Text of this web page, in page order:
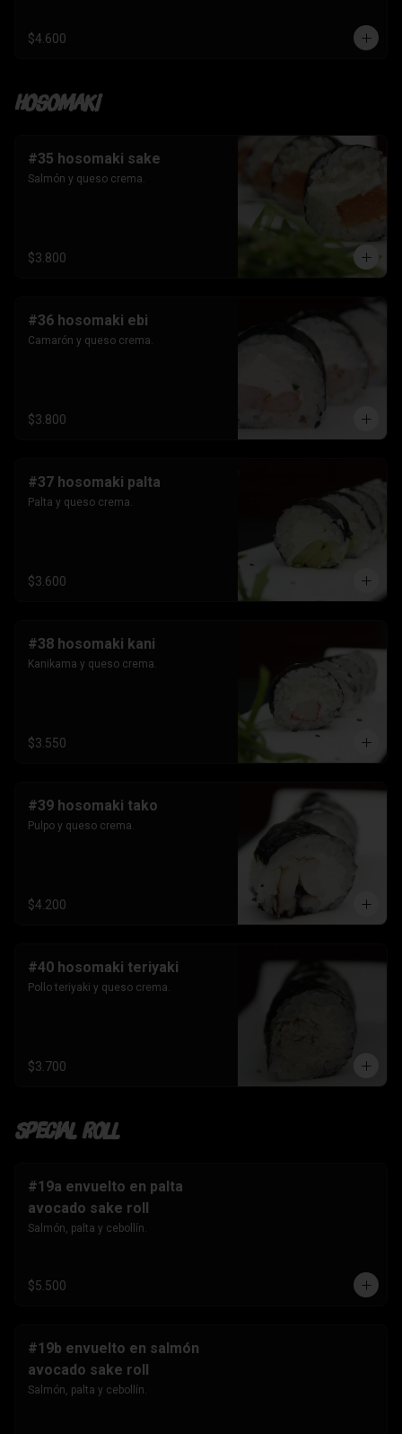
$4.600
Hosomaki
#35 hosomaki sake
Salmón y queso crema.
$3.800
#36 hosomaki ebi
Camarón y queso crema.
$3.800
#37 hosomaki palta
Palta y queso crema.
$3.600
#38 hosomaki kani
Kanikama y queso crema.
$3.550
#39 hosomaki tako
Pulpo y queso crema.
$4.200
#40 hosomaki teriyaki
Pollo teriyaki y queso crema.
$3.700
Special Roll
#19a envuelto en palta
avocado sake roll
Salmón, palta y cebollín.
$5.500
#19b envuelto en salmón
avocado sake roll
Salmón, palta y cebollín.